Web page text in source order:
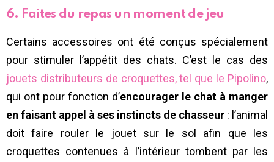
6. Faites du repas un moment de jeu
Certains accessoires ont été conçus spécialement
pour stimuler l’appétit des chats. C’est le cas des
jouets distributeurs de croquettes, tel que le Pipolino,
qui ont pour fonction d’encourager le chat à manger
en faisant appel à ses instincts de chasseur : l’animal
doit faire rouler le jouet sur le sol afin que les
croquettes contenues à l’intérieur tombent par les